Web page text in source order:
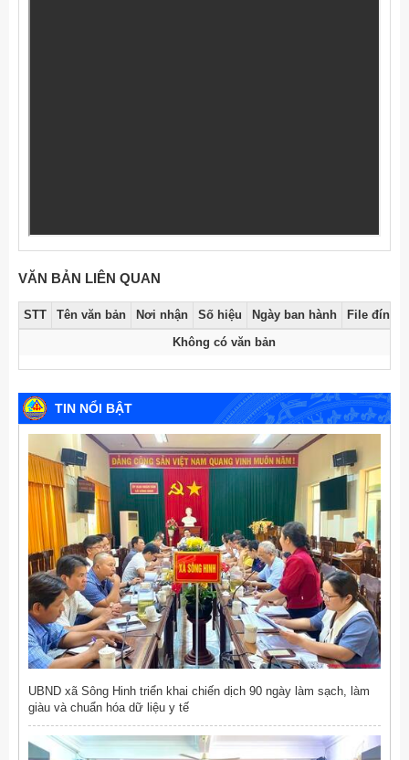
VĂN BẢN LIÊN QUAN
STT Tên văn bản Nơi nhận Số hiệu Ngày ban hành
File đính
Không có văn bản
TIN NỔI BẬT
UBND xã Sông Hinh triển khai chiến dịch 90 ngày làm sạch, làm
giàu và chuẩn hóa dữ liệu y tế